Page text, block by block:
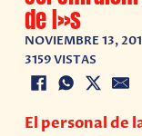
de I»s
NOVIEMBRE 13,
3159 VISTAS
El personal de